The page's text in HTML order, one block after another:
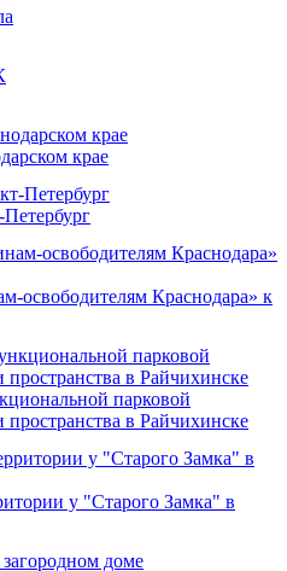
крае
освободителям Краснодара» к
парковой
пространства в Райчихинске
у "Старого Замка" в